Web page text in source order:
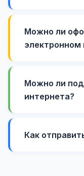
Можно ли
электронном
Можно ли
интернета?
Как